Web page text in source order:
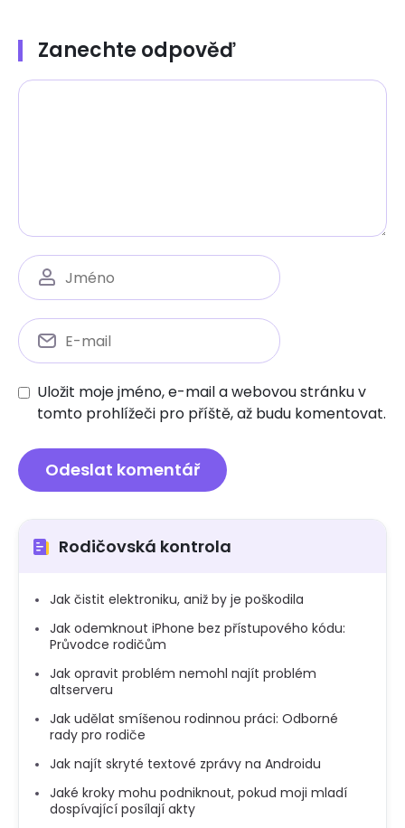
Zanechte odpověď
Uložit moje jméno, e-mail a webovou stránku v
tomto prohlížeči pro příště, až budu komentovat.
Rodičovská kontrola
Jak čistit elektroniku, aniž by je poškodila
Jak odemknout iPhone bez přístupového kódu:
Průvodce rodičům
Jak opravit problém nemohl najít problém
altserveru
Jak udělat smíšenou rodinnou práci: Odborné
rady pro rodiče
Jak najít skryté textové zprávy na Androidu
Jaké kroky mohu podniknout, pokud moji mladí
dospívající posílají akty